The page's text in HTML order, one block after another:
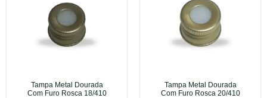
Tampa Metal Dourada
Com Furo Rosca 18/410
Tampa Metal Dourada
Com Furo Rosca 20/410